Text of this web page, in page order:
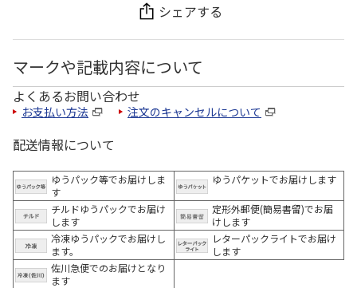
シェアする
マークや記載内容について
よくあるお問い合わせ
お支払い方法 注文のキャンセルについて
配送情報について
ゆうパック等でお届けしま
す
ゆうパケットでお届けします
チルドゆうパックでお届け
します
定形外郵便(簡易書留)でお届
けします
冷凍ゆうパックでお届けし
ます。
レターパックライトでお届け
します
佐川急便でのお届けとなり
ます